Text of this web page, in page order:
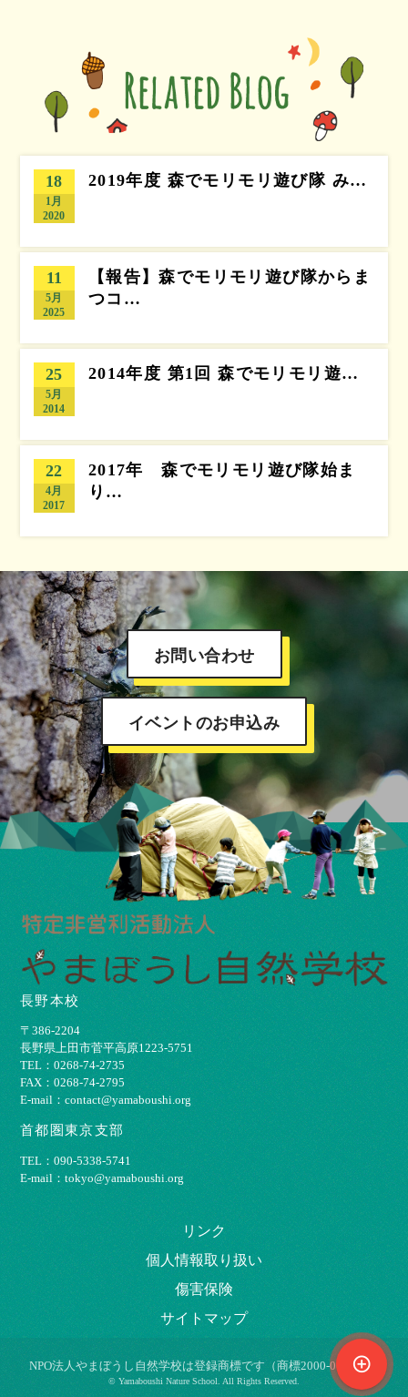
18
1月
2020
2019年度 森でモリモリ遊び隊 み…
11
5月
2025
【報告】森でモリモリ遊び隊からま
つコ…
25
5月
2014
2014年度 第1回 森でモリモリ遊…
22
4月
2017
2017年 森でモリモリ遊び隊始ま
り…
お問い合わせ
イベントのお申込み
長野本校
〒386-2204
⻑野県上⽥市菅平⾼原1223-5751
TEL：0268-74-2735
FAX：0268-74-2795
E-mail：contact@yamaboushi.org
首都圏東京支部
TEL：090-5338-5741
E-mail：tokyo@yamaboushi.org
リンク
個⼈情報取り扱い
傷害保険
サイトマップ
NPO法⼈やまぼうし⾃然学校は登録商標です（商標2000-009695）
© Yamaboushi Nature School. All Rights Reserved.
control_point